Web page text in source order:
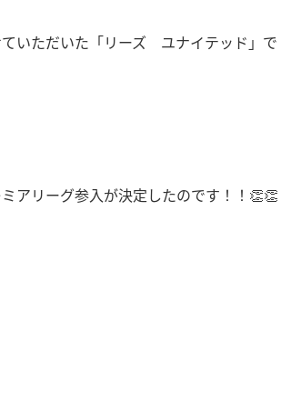
いただいた「リーズ ユナイテッド」で
アリーグ参入が決定したのです！！👏👏